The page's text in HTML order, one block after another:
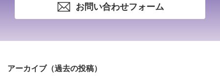
お問い合わせフォーム
アーカイブ（過去の投稿）